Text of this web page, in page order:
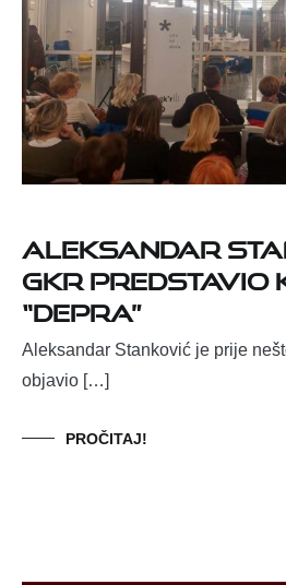
Aleksandar
GKR predstavio
“Depra”
Aleksandar Stanković je prije
objavio […]
PROČITAJ!